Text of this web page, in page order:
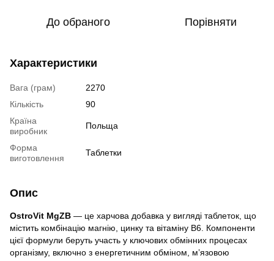
До обраного Порівняти
Характеристики
Вага (грам)
2270
Кількість
90
Країна
виробник
Польща
Форма
виготовлення
Таблетки
Опис
OstroVit MgZB — це харчова добавка у вигляді таблеток, що
містить комбінацію магнію, цинку та вітаміну B6. Компоненти
цієї формули беруть участь у ключових обмінних процесах
організму, включно з енергетичним обміном, м’язовою